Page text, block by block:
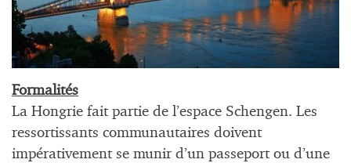
Formalités
La Hongrie fait partie de l’espace Schengen. Les
ressortissants communautaires doivent
impérativement se munir d’un passeport ou d’une